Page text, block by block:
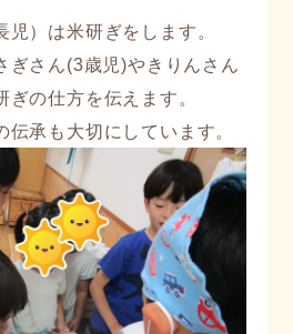
児）は米研ぎをします。
ぎさん(3歳児)やきりんさん
ぎの仕方を伝えます。
承も大切にしています。